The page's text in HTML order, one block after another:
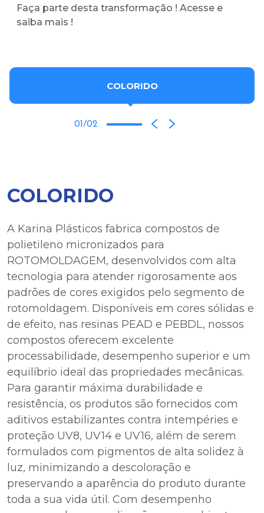
Faça parte desta transformação ! Acesse e
saiba mais !
COLORIDO
01/02
COLORIDO
A Karina Plásticos fabrica compostos de
polietileno micronizados para
ROTOMOLDAGEM, desenvolvidos com alta
tecnologia para atender rigorosamente aos
padrões de cores exigidos pelo segmento de
rotomoldagem. Disponíveis em cores sólidas e
de efeito, nas resinas PEAD e PEBDL, nossos
compostos oferecem excelente
processabilidade, desempenho superior e um
equilíbrio ideal das propriedades mecânicas.
Para garantir máxima durabilidade e
resistência, os produtos são fornecidos com
aditivos estabilizantes contra intempéries e
proteção UV8, UV14 e UV16, além de serem
formulados com pigmentos de alta solidez à
luz, minimizando a descoloração e
preservando a aparência do produto durante
toda a sua vida útil. Com desempenho